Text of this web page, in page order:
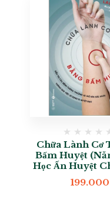
Chữa Lành Cơ
Bấm Huyệt
Học Ấn Huyệt
199.000